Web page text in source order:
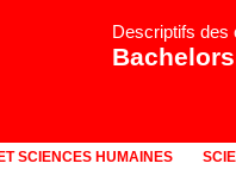
Descriptifs des
Bachelors
SCIENCES HUMAINES